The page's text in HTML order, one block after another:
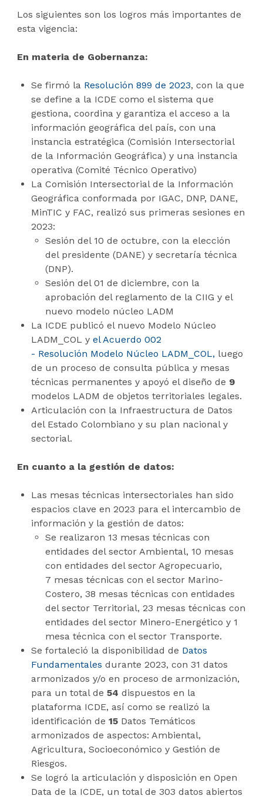
Los siguientes son los logros más importantes de
esta vigencia:
En materia de Gobernanza:
Se firmó la Resolución 899 de 2023, con la que
se define a la ICDE como el sistema que
gestiona, coordina y garantiza el acceso a la
información geográfica del país, con una
instancia estratégica (Comisión Intersectorial
de la Información Geográfica) y una instancia
operativa (Comité Técnico Operativo)
La Comisión Intersectorial de la Información
Geográfica conformada por IGAC, DNP, DANE,
MinTIC y FAC, realizó sus primeras sesiones en
2023:
Sesión del 10 de octubre, con la elección
del presidente (DANE) y secretaría técnica
(DNP).
Sesión del 01 de diciembre, con la
aprobación del reglamento de la CIIG y el
nuevo modelo núcleo LADM
La ICDE publicó el nuevo Modelo Núcleo
LADM_COL y el Acuerdo 002
- Resolución Modelo Núcleo LADM_COL, luego
de un proceso de consulta pública y mesas
técnicas permanentes y apoyó el diseño de 9
modelos LADM de objetos territoriales legales.
Articulación con la Infraestructura de Datos
del Estado Colombiano y su plan nacional y
sectorial.
En cuanto a la gestión de datos:
Las mesas técnicas intersectoriales han sido
espacios clave en 2023 para el intercambio de
información y la gestión de datos:
Se realizaron 13 mesas técnicas con
entidades del sector Ambiental, 10 mesas
con entidades del sector Agropecuario,
7 mesas técnicas con el sector Marino-
Costero, 38 mesas técnicas con entidades
del sector Territorial, 23 mesas técnicas con
entidades del sector Minero-Energético y 1
mesa técnica con el sector Transporte.
Se fortaleció la disponibilidad de Datos
Fundamentales durante 2023, con 31 datos
armonizados y/o en proceso de armonización,
para un total de 54 dispuestos en la
plataforma ICDE, así como se realizó la
identificación de 15 Datos Temáticos
armonizados de aspectos: Ambiental,
Agricultura, Socioeconómico y Gestión de
Riesgos.
Se logró la articulación y disposición en Open
Data de la ICDE, un total de 303 datos abiertos